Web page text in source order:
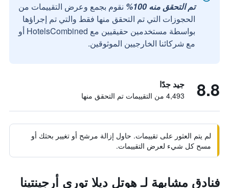
تم التحقق منه 100%
نقوم بجمع وعرض التقييمات من
الحجوزات التي تم التحقق منها فقط والتي تم إجراؤها
بواسطة مستخدمين حقيقيين مع HotelsCombined أو
مع شركائنا الخارجيين الموثوقين.
8.8 جيد جدًا
4,493 من التقييمات تم التحقق منها
لم يتم العثور على تقييمات. حاول إزالة مرشح أو تغيير بحثك أو
مسح كل شيء لعرض التقييمات.
فنادق مشابهة لـ هوتل ديلا توري أرجينتينا